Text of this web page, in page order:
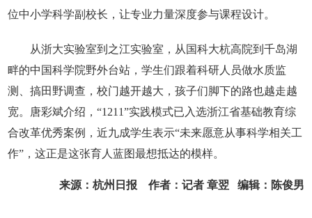
位中小学科学副校长，让专业力量深度参与课程设计。
从浙大实验室到之江实验室，从国科大杭高院到千岛湖
畔的中国科学院野外台站，学生们跟着科研人员做水质监
测、搞田野调查，校门越开越大，孩子们脚下的路也越走越
宽。唐彩斌介绍，“1211”实践模式已入选浙江省基础教育综
合改革优秀案例，近九成学生表示“未来愿意从事科学相关工
作”，这正是这张育人蓝图最想抵达的模样。
来源：杭州日报 作者：记者 章翌 编辑：陈俊男